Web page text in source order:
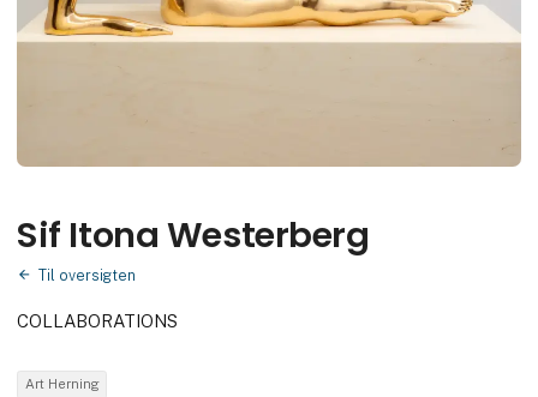
Sif Itona Westerberg
Til oversigten
COLLABORATIONS
Art Herning